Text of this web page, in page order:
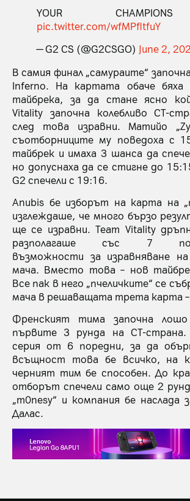
YOUR
pic.twitter.com/wfMPfltfuY
— G2 CS (@G2CSGO) June 2,
В самия финал „самураите“
Inferno. На картата обаче бяха
тайбрека, за да стане ясно
Vitality започна колебливо СТ-
след това изравни. Матийо
съотборниците му поведоха с
тайбрек и имаха 3 шанса да
но допуснаха да се стигне до
G2 спечели с 19:16.
Anubis бе изборът на карта на
изглеждаше, че много бързо
ще се изравни. Team Vitality
разполагаше със 7
възможности за изравняване
мача. Вместо това – нов
Все пак в него „пчеличките“ се
мача в решаващата трета карта –
Френският тима започна
първите 3 рунда на СТ-страна.
серия от 6 поредни, за да
всъщност това бе всичко, на
черният тим бе способен. До
отборът спечели само още 2
„m0nesy“ и компания бе наслада
Далас.